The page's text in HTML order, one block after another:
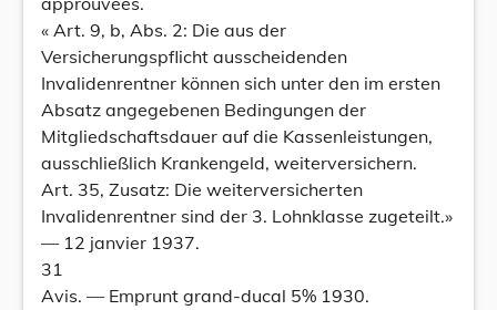
« Art. 9, b, Abs. 2: Die aus der
Versicherungspflicht ausscheidenden
Invalidenrentner können sich unter den im ersten
Absatz angegebenen Bedingungen der
Mitgliedschaftsdauer auf die Kassenleistungen,
ausschließlich Krankengeld, weiterversichern.
Art. 35, Zusatz: Die weiterversicherten
Invalidenrentner sind der 3. Lohnklasse zugeteilt.»
— 12 janvier 1937.
31
Avis. — Emprunt grand-ducal 5% 1930.